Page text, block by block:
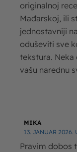
originalnoj
Mađarskoj, ili
jednostavniji
oduševiti sve
tekstura.
vašu narednu
MIKA
13. JANUAR 2026.
Pravim dobos